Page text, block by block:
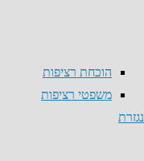
הוכחת רציפות
משפטי רציפות
נגזרת